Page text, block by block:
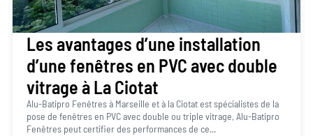
Les avantages d’une installation
d’une fenêtres en PVC avec double
vitrage à La Ciotat
Alu-Batipro Fenêtres à Marseille et à la Ciotat est spécialistes de la
pose de fenêtres en PVC avec double ou triple vitrage, Alu-Batipro
Fenêtres peut certifier des performances de ce...